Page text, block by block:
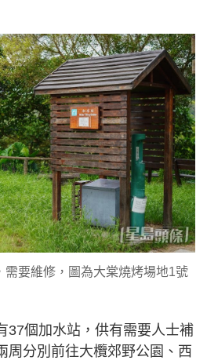
需要維修，圖為大棠燒烤場地1號
37個加水站，供有需要人士補
周分別前往大欖郊野公園、西